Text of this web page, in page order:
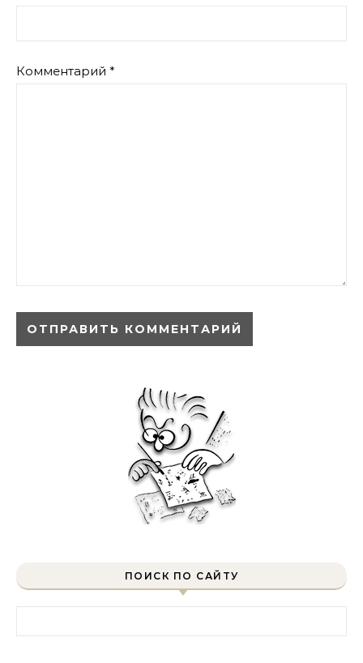
Комментарий *
ПОИСК ПО САЙТУ